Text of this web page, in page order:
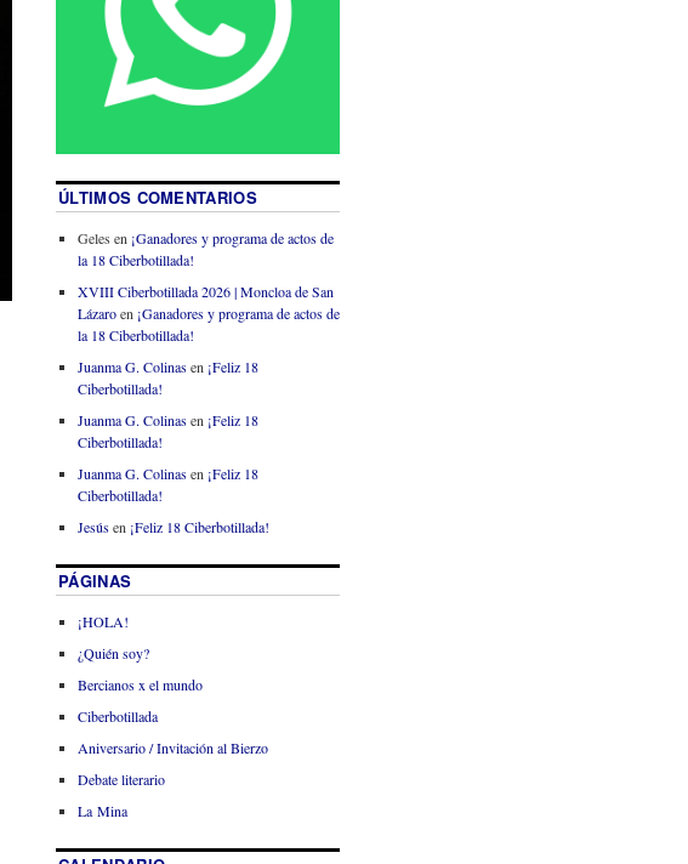
ÚLTIMOS COMENTARIOS
Geles en ¡Ganadores y programa de actos de
la 18 Ciberbotillada!
XVIII Ciberbotillada 2026 | Moncloa de San
Lázaroen ¡Ganadores y programa de actos de
la 18 Ciberbotillada!
Juanma G. Colinasen ¡Feliz 18
Ciberbotillada!
Juanma G. Colinasen ¡Feliz 18
Ciberbotillada!
Juanma G. Colinasen ¡Feliz 18
Ciberbotillada!
Jesúsen ¡Feliz 18 Ciberbotillada!
PÁGINAS
¡HOLA!
¿Quién soy?
Bercianos x el mundo
Ciberbotillada
Aniversario / Invitación al Bierzo
Debate literario
La Mina